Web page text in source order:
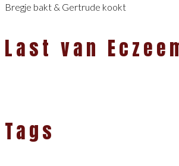
Bregje bakt & Gertrude kookt
Last van
Tags